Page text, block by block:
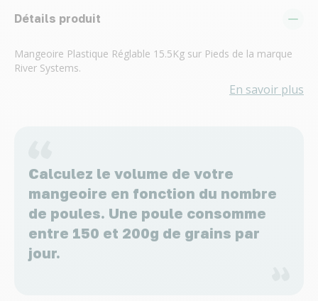
Détails produit
Mangeoire Plastique Réglable 15.5Kg sur Pieds de la marque
River Systems.
En savoir plus
Calculez le volume de votre
mangeoire en fonction du nombre
de poules. Une poule consomme
entre 150 et 200g de grains par
jour.